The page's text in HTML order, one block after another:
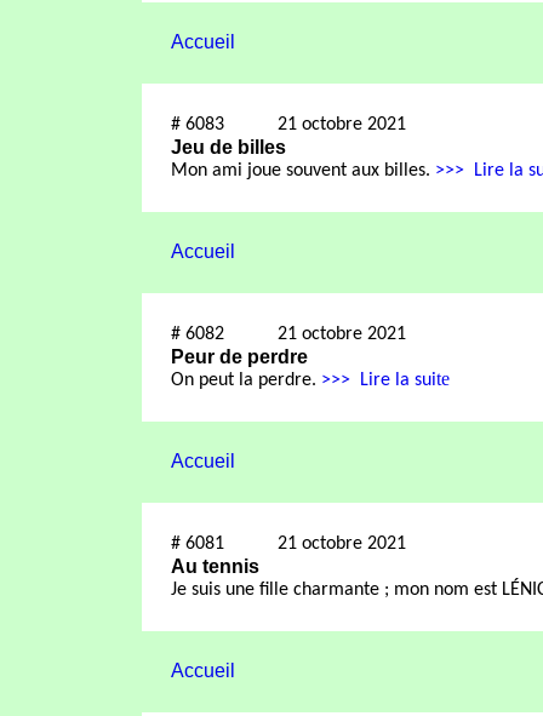
Accueil
# 6083 21 octobre 2021
Jeu de billes
Mon ami joue souvent aux billes. >>> Lire la
Accueil
# 6082 21 octobre 2021
Peur de perdre
On peut la perdre. >>> Lire la suite
Accueil
# 6081 21 octobre 2021
Au tennis
Je suis une fille charmante ; mon nom est
Accueil